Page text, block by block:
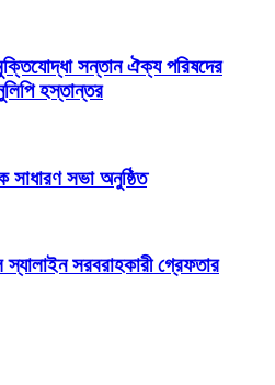
সন্তান ঐক্য পরিষদের
হস্তান্তর
সাধারণ সভা অনুষ্ঠিত
স্যালাইন সরবরাহকারী গ্রেফতার